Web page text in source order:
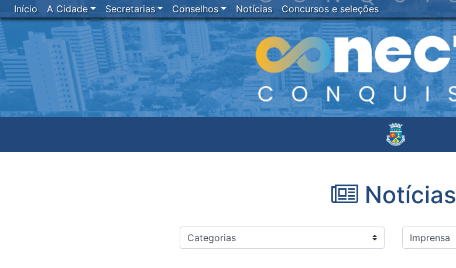
Início A Cidade Secretarias Conselhos Notícias Concursos e seleções
Notícias